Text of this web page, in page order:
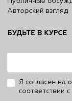
Авторский взгляд
БУДЬТЕ В КУРСЕ
Я согласен на
соответствии с